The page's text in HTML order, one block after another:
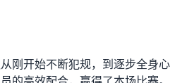
刚开始不断犯规，到逐步全身心